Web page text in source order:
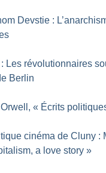
Devstie :
Les révolutionnaires
Berlin
« Écrits
cinéma de Cluny :
a love story »